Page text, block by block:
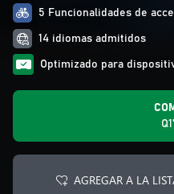
5 Funcionalidades de
14 idiomas admitidos
Optimizado para
AGREGAR A LA